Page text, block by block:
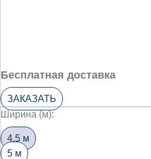
Бесплатная доставка
ЗАКАЗАТЬ
Ширина (м):
4,5 м
5 м